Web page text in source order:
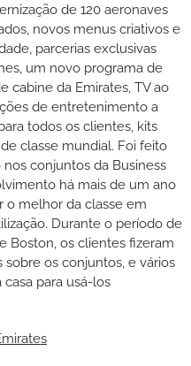
de 120 aeronaves
novos menus criativos e
parcerias exclusivas
um novo programa de
cabine da Emirates, TV ao
de entretenimento a
todos os clientes, kits
classe mundial. Foi feito
conjuntos da Business
há mais de um ano
o melhor da classe em
Durante o período de
Boston, os clientes fizeram
os conjuntos, e vários
para usá-los